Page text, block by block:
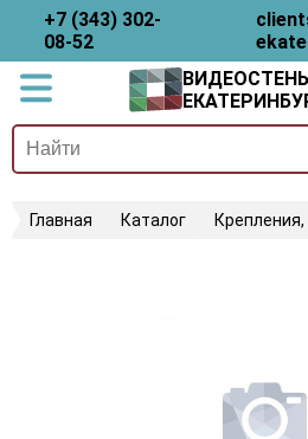
+7 (343) 302-
08-52
Главная Каталог